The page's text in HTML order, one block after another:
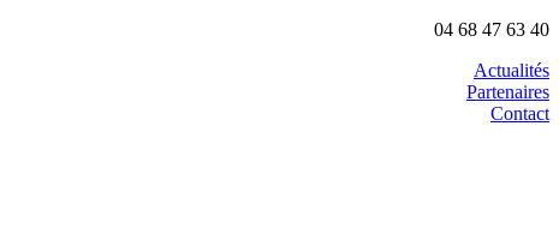
04 68 47 63 40
Actualités
Partenaires
Contact